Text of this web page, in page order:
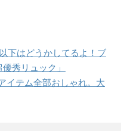
下はどうかしてるよ！ブ
秀リュック」
イテム全部おしゃれ。大